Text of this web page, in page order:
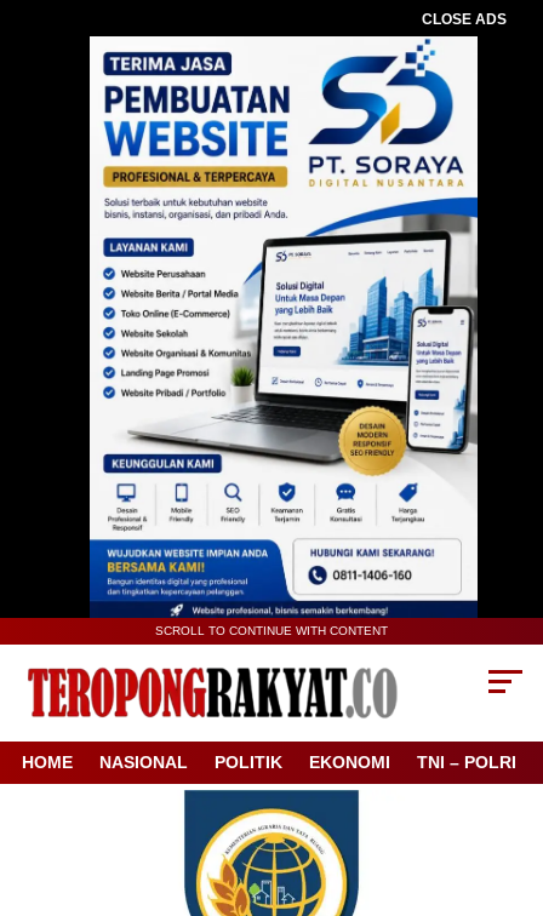
CLOSE ADS
SCROLL TO CONTINUE WITH CONTENT
HOME NASIONAL POLITIK EKONOMI TNI – POLRI